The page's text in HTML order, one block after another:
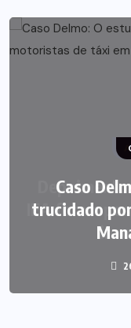
Caso
trucidado